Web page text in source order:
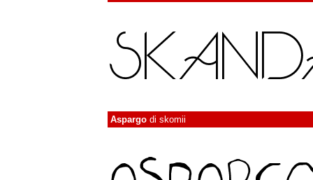
Aspargo di skomii